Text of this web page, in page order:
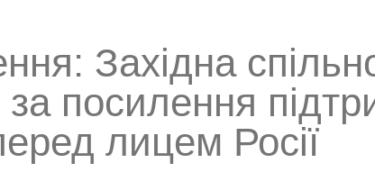
Західна
за посилення
лицем Росії